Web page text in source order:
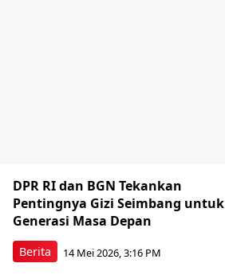
Berita
DPR RI dan BGN Tekankan
Pentingnya Gizi Seimbang untuk
Generasi Masa Depan
14 Mei 2026, 3:16 PM